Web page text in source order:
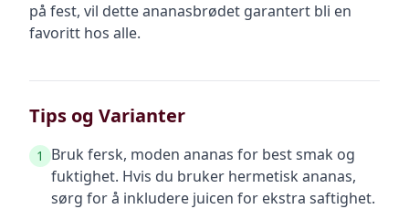
på fest, vil dette ananasbrødet garantert bli en
favoritt hos alle.
Tips og Varianter
1
Bruk fersk, moden ananas for best smak og
fuktighet. Hvis du bruker hermetisk ananas,
sørg for å inkludere juicen for ekstra saftighet.